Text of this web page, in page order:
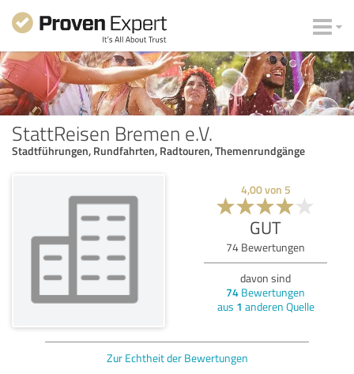
StattReisen Bremen e.V.
Stadtführungen, Rundfahrten, Radtouren, Themenrundgänge
4,00von 5
GUT
74 Bewertungen
davon sind
74 Bewertungen
aus 1 anderen Quelle
Zur Echtheit der Bewertungen